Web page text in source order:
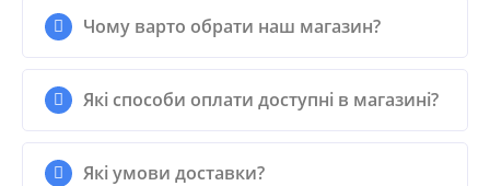
Чому варто обрати наш магазин?
Які способи оплати доступні в магазині?
Які умови доставки?